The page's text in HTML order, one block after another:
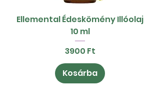
Ellemental Édeskömény Illóolaj
10 ml
Ár
3900 Ft
Kosárba